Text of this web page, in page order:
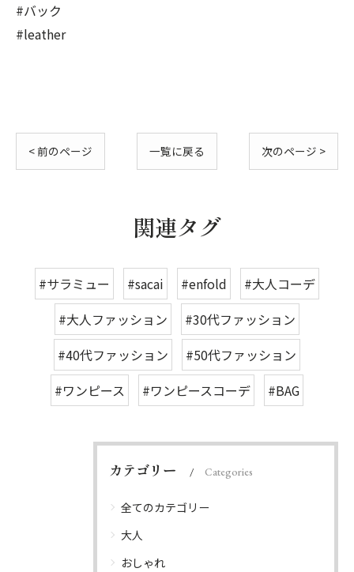
#バック
#leather
< 前のページ 一覧に戻る 次のページ >
関連タグ
#サラミュー #sacai #enfold
#大人コーデ
#大人ファッション
#30代ファッション
#40代ファッション
#50代ファッション
#ワンピース
#ワンピースコーデ #BAG
カテゴリー Categories
全てのカテゴリー
大人
おしゃれ